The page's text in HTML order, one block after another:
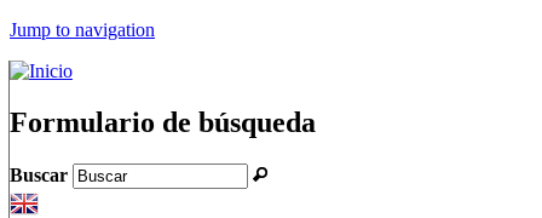
Jump to navigation
Formulario de búsqueda
Buscar